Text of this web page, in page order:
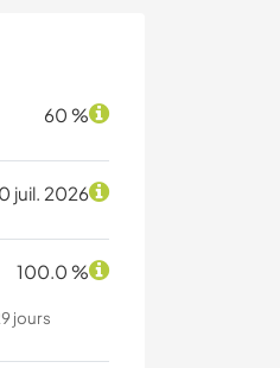
60 %
juil. 2026
100.0 %
jours